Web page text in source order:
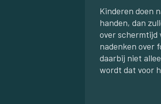
Kinderen doen
handen, dan
over schermtijd
nadenken over
daarbij niet
wordt dat voor